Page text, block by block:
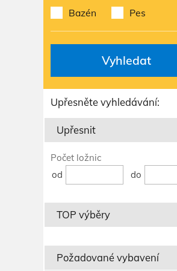
Bazén Pes
Vyhledat
Upřesněte vyhledávání:
Upřesnit
Počet ložnic
od
do
TOP výběry
Požadované vybavení